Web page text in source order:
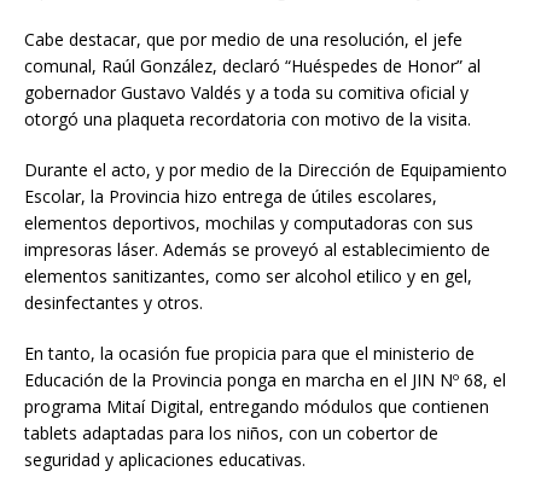
Cabe destacar, que por medio de una resolución, el jefe
comunal, Raúl González, declaró “Huéspedes de Honor” al
gobernador Gustavo Valdés y a toda su comitiva oficial y
otorgó una plaqueta recordatoria con motivo de la visita.
Durante el acto, y por medio de la Dirección de Equipamiento
Escolar, la Provincia hizo entrega de útiles escolares,
elementos deportivos, mochilas y computadoras con sus
impresoras láser. Además se proveyó al establecimiento de
elementos sanitizantes, como ser alcohol etilico y en gel,
desinfectantes y otros.
En tanto, la ocasión fue propicia para que el ministerio de
Educación de la Provincia ponga en marcha en el JIN Nº 68, el
programa Mitaí Digital, entregando módulos que contienen
tablets adaptadas para los niños, con un cobertor de
seguridad y aplicaciones educativas.